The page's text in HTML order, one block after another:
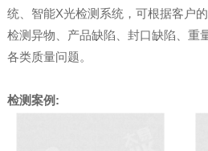
统、智能X光检测系统，可根据客户
检测异物、产品缺陷、封口缺陷、重
各类质量问题。
检测案例: